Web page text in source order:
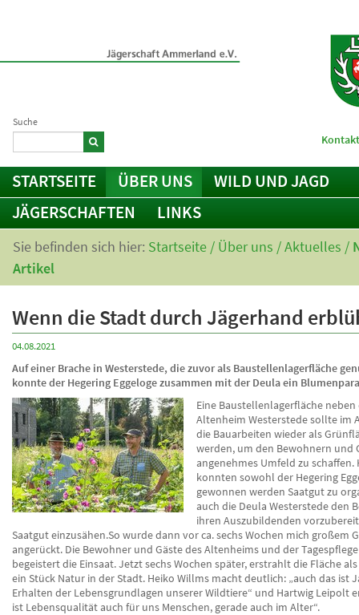
Suche
STARTSEITE ÜBER UNS
WILD UND JAGD
JÄGERSCHAFTEN
LINKS
Sie befinden sich hier: Startseite / Über uns /Aktuelles /
Artikel
Wenn die Stadt durch Jägerhand
04.08.2021
Auf einer Brache in Westerstede, die zuvor als Baustellenlagerfläche
konnte der Hegering Eggeloge zusammen mit der Deula ein
Eine Baustellenlagerfläche neben
Altenheim Westerstede sollte im
die Bauarbeiten wieder als
werden, um den Bewohnern und
angenehmes Umfeld zu schaffen.
konnten sowohl der Hegering
gewonnen werden Saatgut zu
auch die Deula Westerstede den
ihren Auszubildenden
Saatgut einzusähen.So wurde dann vor ca. sechs Wochen mich großem
angerückt. Die Bewohner und Gäste des Altenheims und der
begeistert die Einsaat. Jetzt sechs Wochen später, erstrahlt die Fläche
ein Stück Natur in der Stadt. Heiko Willms macht deutlich: „auch das ist
Erhalten der Lebensgrundlagen unserer Wildtiere“ und Hartwig Leipolt
ist Lebensqualität auch für uns Menschen, gerade auch im Alter“.